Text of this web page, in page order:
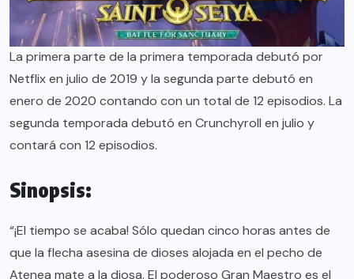
La primera parte de la primera temporada debutó por
Netflix en julio de 2019 y la segunda parte debutó en
enero de 2020 contando con un total de 12 episodios. La
segunda temporada debutó en Crunchyroll en julio y
contará con 12 episodios.
Sinopsis:
“¡El tiempo se acaba! Sólo quedan cinco horas antes de
que la flecha asesina de dioses alojada en el pecho de
Atenea mate a la diosa. El poderoso Gran Maestro es el